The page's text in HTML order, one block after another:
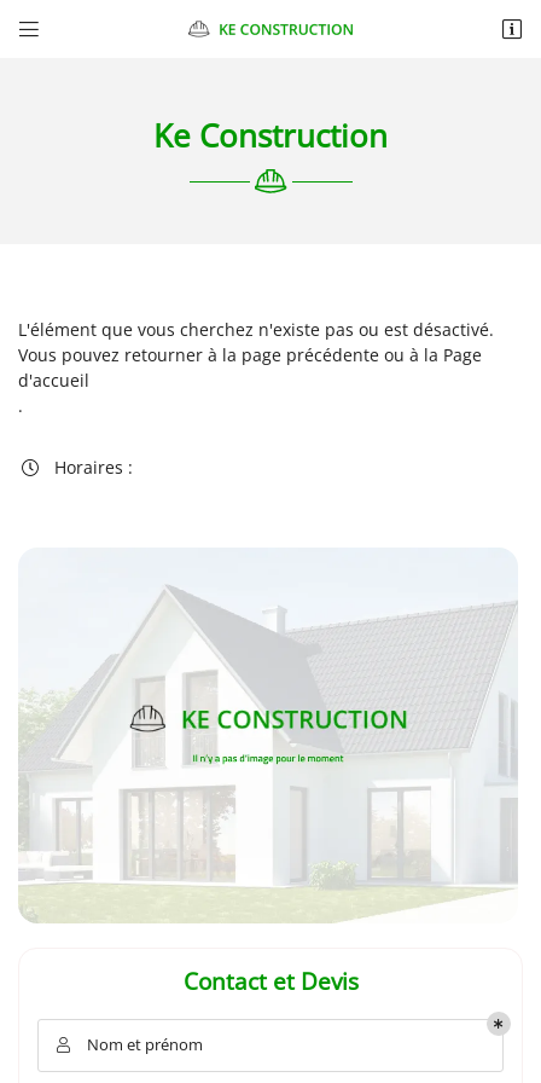
 
Chantelauve
Adresse email de réception
En cochant cette case, vous consentez à recevoir nos propositions commerciales à
l'adresse email indiqué ci-dessus. Vous pouvez vous désinscrire à tout moment en
utilisant le formulaire de désinscription
INSCRIPTION
Ke Construction
L'élément que vous cherchez n'existe pas ou est désactivé.
Vous pouvez retourner à la page précédente ou à la Page
d'accueil
.
 Horaires :
Contact et Devis
 Nom et prénom